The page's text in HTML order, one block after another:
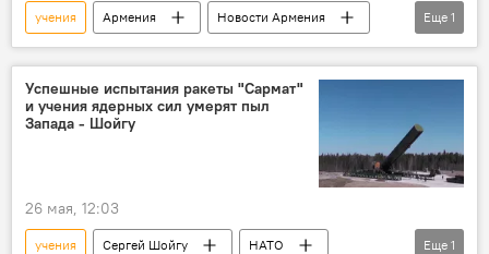
учения Армения
Новости Армения
НАТО
Еще 1
Успешные испытания ракеты "Сармат"
и учения ядерных сил умерят пыл
Запада - Шойгу
26 мая, 12:03
учения Сергей Шойгу
НАТО
Еще 1